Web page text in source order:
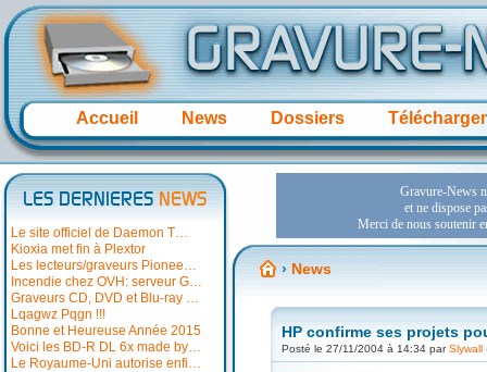
Accueil News Dossiers
LES DERNIERESNEWS
Le site officiel de Daemon T…
Kioxia met fin à Plextor
Les lecteurs/graveurs Pionee…
Incendie chez OVH: serveur G…
Graveurs CD, DVD et Blu-ray …
Lqagwz Pqgn !!!
Bonne et Heureuse Année 2015
Voici les BD-R DL 6x made by…
Le Royaume-Uni autorise enfi…
› News
HP confirme ses projets
Posté le 27/11/2004 à 14:34 parSlywall